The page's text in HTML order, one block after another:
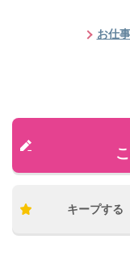
お仕
キープする